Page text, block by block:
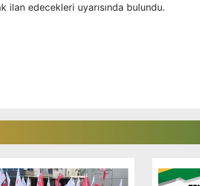
ilan edecekleri uyarısında bulundu.